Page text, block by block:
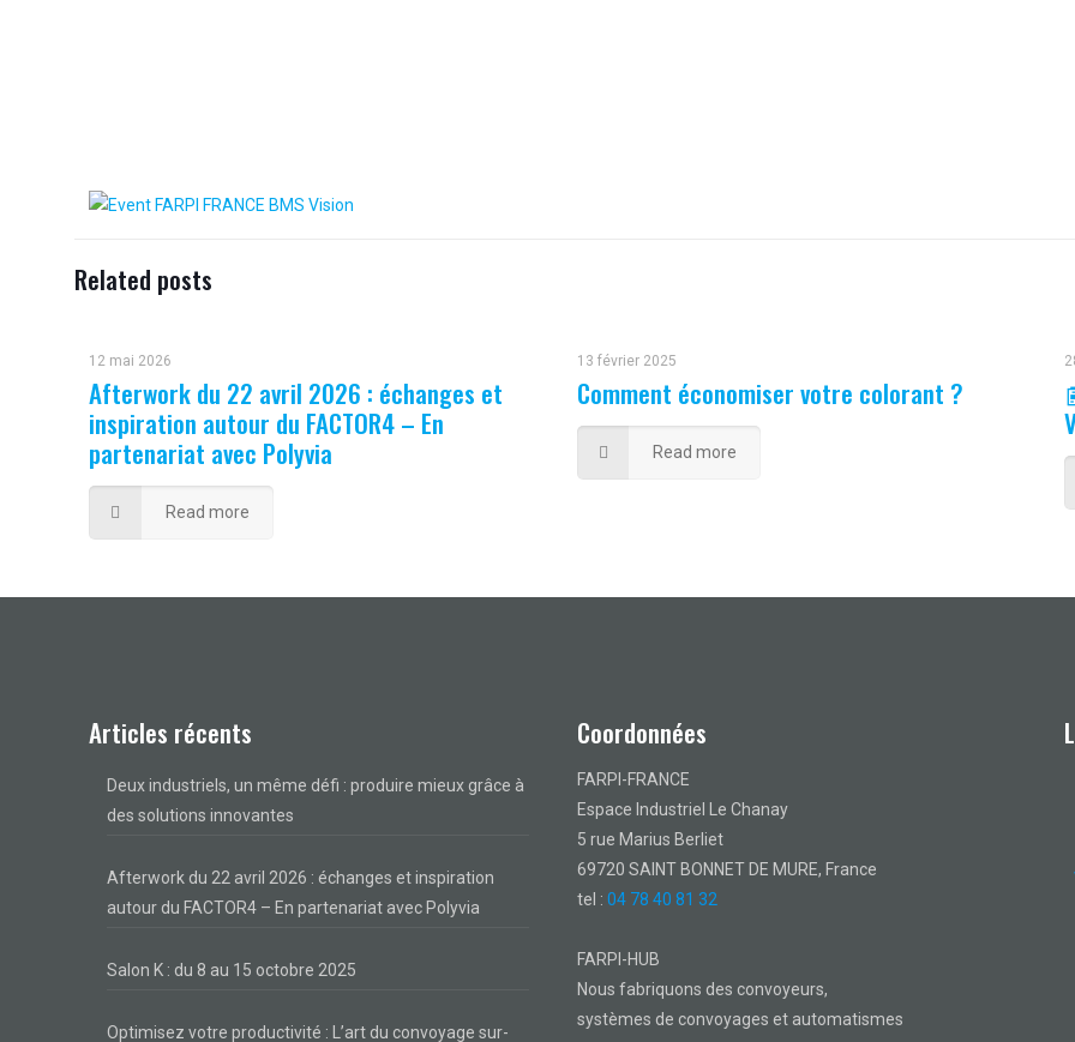
Related posts
12 mai 2026
Afterwork du 22 avril 2026 : échanges et
inspiration autour du FACTOR4 – En
partenariat avec Polyvia
Read more
13 février 2025
Comment économiser votre colorant ?
Read more
Articles récents
Deux industriels, un même défi : produire mieux grâce à
des solutions innovantes
Afterwork du 22 avril 2026 : échanges et inspiration
autour du FACTOR4 – En partenariat avec Polyvia
Salon K : du 8 au 15 octobre 2025
Optimisez votre productivité : L’art du convoyage sur-
Coordonnées
FARPI-FRANCE
Espace Industriel Le Chanay
5 rue Marius Berliet
69720 SAINT BONNET DE MURE, France
tel : 04 78 40 81 32
FARPI-HUB
Nous fabriquons des convoyeurs,
systèmes de convoyages et automatismes